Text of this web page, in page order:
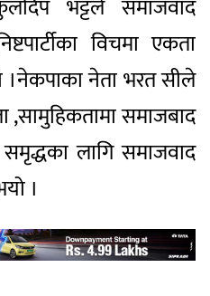
भट्टले समाजवाद
विचमा एकता
नेता भरत सीले
,सामुहिकतामा समाजबाद
लागि समाजवाद
।